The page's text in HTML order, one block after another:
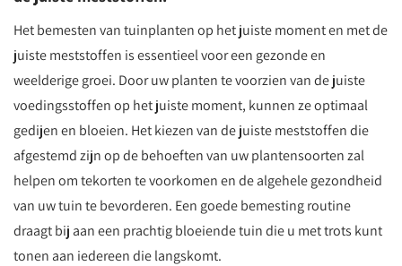
Het bemesten van tuinplanten op het juiste moment en met de
juiste meststoffen is essentieel voor een gezonde en
weelderige groei. Door uw planten te voorzien van de juiste
voedingsstoffen op het juiste moment, kunnen ze optimaal
gedijen en bloeien. Het kiezen van de juiste meststoffen die
afgestemd zijn op de behoeften van uw plantensoorten zal
helpen om tekorten te voorkomen en de algehele gezondheid
van uw tuin te bevorderen. Een goede bemesting routine
draagt bij aan een prachtig bloeiende tuin die u met trots kunt
tonen aan iedereen die langskomt.